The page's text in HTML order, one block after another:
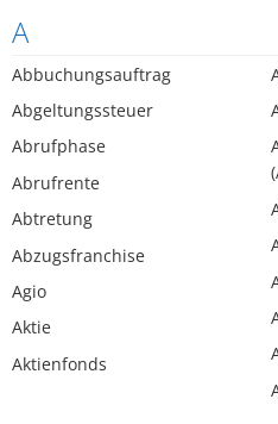
A
Abbuchungsauftrag
Abgeltungssteuer
Abrufphase
Abrufrente
Abtretung
Abzugsfranchise
Agio
Aktie
Aktienfonds